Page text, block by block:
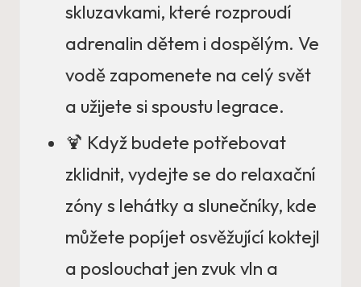
skluzavkami, které rozproudí
adrenalin dětem i dospělým. Ve
vodě zapomenete na celý svět
a užijete si spoustu legrace.
🍹 Když budete potřebovat
zklidnit, vydejte se do relaxační
zóny s lehátky a slunečníky, kde
můžete popíjet osvěžující koktejl
a poslouchat jen zvuk vln a